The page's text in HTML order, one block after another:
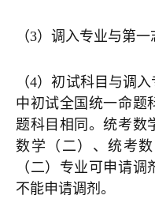
（3）调入专业与第
（4）初试科目与调
中初试全国统一命题
题科目相同。统考数
数学（二）、统考
（二）专业可申请
不能申请调剂。